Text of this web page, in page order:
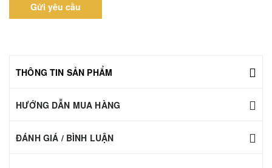
Gửi yêu cầu
THÔNG TIN SẢN PHẨM
HƯỚNG DẪN MUA HÀNG
ĐÁNH GIÁ / BÌNH LUẬN